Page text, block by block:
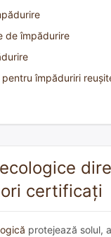
de împădurire
împăduriri
certificați
protejează solul,